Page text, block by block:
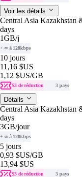
Voir les détails
Central Asia Kazakhstan
days
1GB/j
+ ∞ à 128kbps
10 jours
11,16 $US
1,12 $US/GB
$3 de réduction 3 pays
Détails
Central Asia Kazakhstan
days
3GB/jour
+ ∞ à 128kbps
5 jours
0,93 $US/GB
13,94 $US
$3 de réduction 3 pays